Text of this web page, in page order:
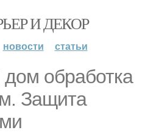
И ДЕКОР
новости статьи
обработка
Защита